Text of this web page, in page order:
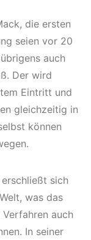
die ersten
seien vor 20
auch
Der wird
Eintritt und
gleichzeitig in
können
sich
was das
auch
In seiner